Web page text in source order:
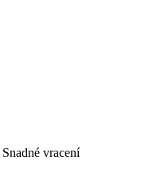
Snadné vracení